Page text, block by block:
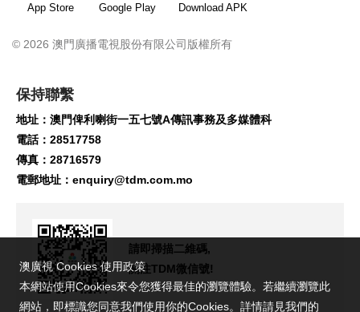
App Store Google Play Download APK
© 2026 澳門廣播電視股份有限公司版權所有
保持聯繫
地址：澳門俾利喇街一五七號A傳訊事務及多媒體科
電話：28517758
傳真：28716579
電郵地址： enquiry@tdm.com.mo
請即掃描二維碼,
關注TDM微信號!
澳廣視 Cookies 使用政策
本網站使用Cookies來令您獲得最佳的瀏覽體驗。若繼續瀏覽此
網站，即標識您同意我們使用你的Cookies。詳情請見我們的